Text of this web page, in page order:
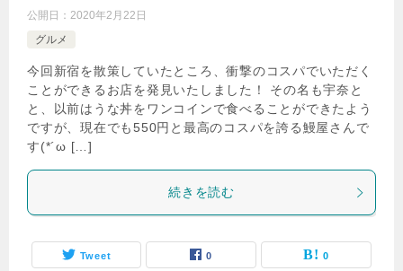
公開日： 2020年2月22日
グルメ
今回新宿を散策していたところ、衝撃のコスパでいただく
ことができるお店を発見いたしました！ その名も宇奈と
と、以前はうな丼をワンコインで食べることができたよう
ですが、現在でも550円と最高のコスパを誇る鰻屋さんで
す(*´ω […]
続きを読む
Tweet 0 0